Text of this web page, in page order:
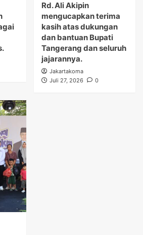
Rd. Ali Akipin
mengucapkan terima
kasih atas dukungan
dan bantuan Bupati
Tangerang dan seluruh
jajarannya.
Jakartakoma
Juli 27, 2026
0